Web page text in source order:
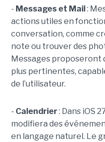
- Messages et Mail :
actions utiles en
conversation, comme
note ou trouver des
Messages proposeront
plus pertinentes,
de l’utilisateur.
- Calendrier: Dans iOS
modifiera des
en langage naturel. Le